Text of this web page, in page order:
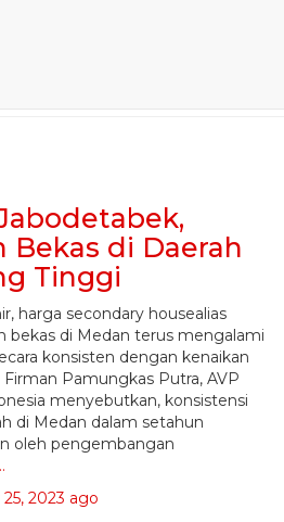
Bekas di Daerah
Tinggi
harga secondary housealias
bekas di Medan terus mengalami
konsisten dengan kenaikan
Firman Pamungkas Putra, AVP
menyebutkan, konsistensi
di Medan dalam setahun
oleh pengembangan
2023 ago